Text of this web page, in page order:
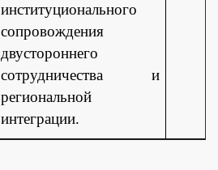
институционального
сопровождения
двустороннего
сотрудничества и
региональной
интеграции.